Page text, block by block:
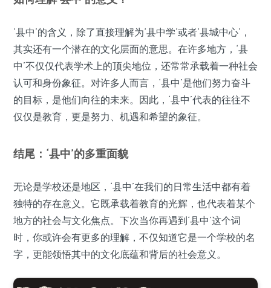
‘县中’的含义，除了直接理解为‘县中学’或者‘县城中心’，
其实还有一个潜在的文化层面的意思。在许多地方，‘县
中’不仅仅代表学术上的顶尖地位，还常常承载着一种社会
认可和身份象征。对许多人而言，‘县中’是他们努力奋斗
的目标，是他们向往的未来。因此，‘县中’代表的往往不
仅仅是教育，更是努力、机遇和希望的象征。
结尾：‘县中’的多重面貌
无论是学校还是地区，‘县中’在我们的日常生活中都有着
独特的存在意义。它既承载着教育的光辉，也代表着某个
地方的社会与文化焦点。下次当你再遇到‘县中’这个词
时，你或许会有更多的理解，不仅知道它是一个学校的名
字，更能领悟其中的文化底蕴和背后的社会意义。